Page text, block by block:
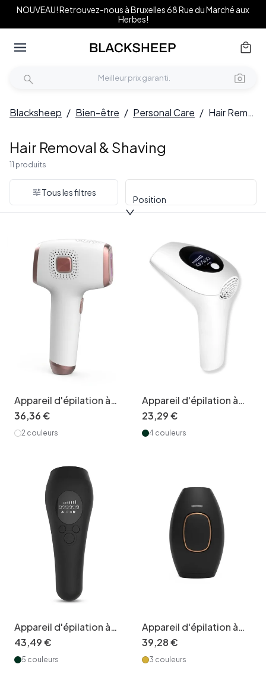
NOUVEAU! Retrouvez-nous à Bruxelles 68 Rue du Marché aux
Herbes!
Blacksheep / Bien-être / Personal Care / Hair Removal & Shaving
Hair Removal & Shaving
11 produits
Tous les filtres
Position
Appareil d'épilation à
lumière pulsée par
refroidissement glacé,
9 niveaux, 999 000
36,36€
2 couleurs
Appareil d'épilation à
lumière pulsée (IPL),
900 000 flashs,
capteur cutané
23,29€
4 couleurs
Appareil d'épilation à
lumière pulsée (IPL)
avec refroidissement
intégré, 999 000 flashs
43,49€
5 couleurs
Appareil d'épilation à
lumière pulsée (IPL)
avancé, lampe à quartz,
5 niveaux
39,28€
3 couleurs